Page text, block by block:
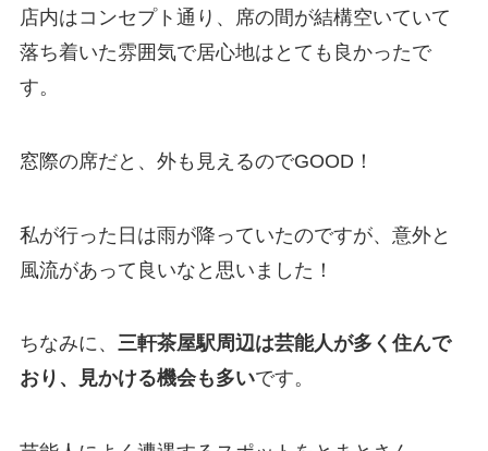
店内はコンセプト通り、席の間が結構空いていて
落ち着いた雰囲気で居心地はとても良かったで
す。
窓際の席だと、外も見えるのでGOOD！
私が行った日は雨が降っていたのですが、意外と
風流があって良いなと思いました！
ちなみに、 三軒茶屋駅周辺は芸能人が多く住んで
おり、見かける機会も多いです。